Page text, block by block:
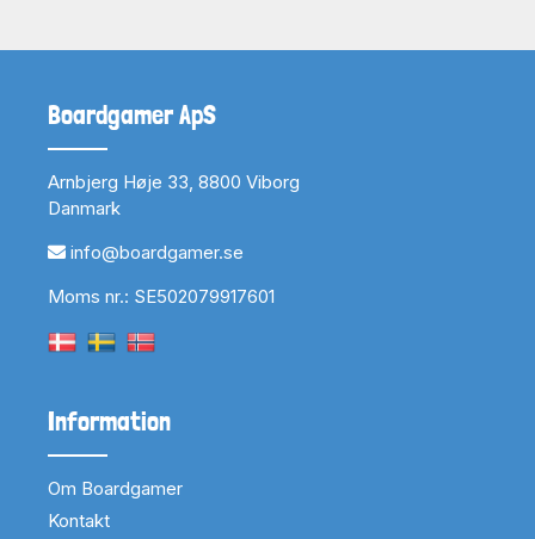
Boardgamer ApS
Arnbjerg Høje 33, 8800 Viborg
Danmark
info@boardgamer.se
Moms nr.: SE502079917601
Information
Om Boardgamer
Kontakt